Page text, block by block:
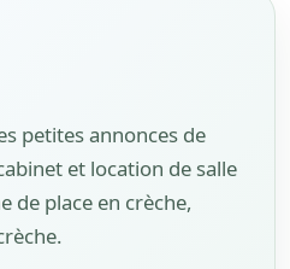
petites annonces de
et location de salle
de place en crèche,